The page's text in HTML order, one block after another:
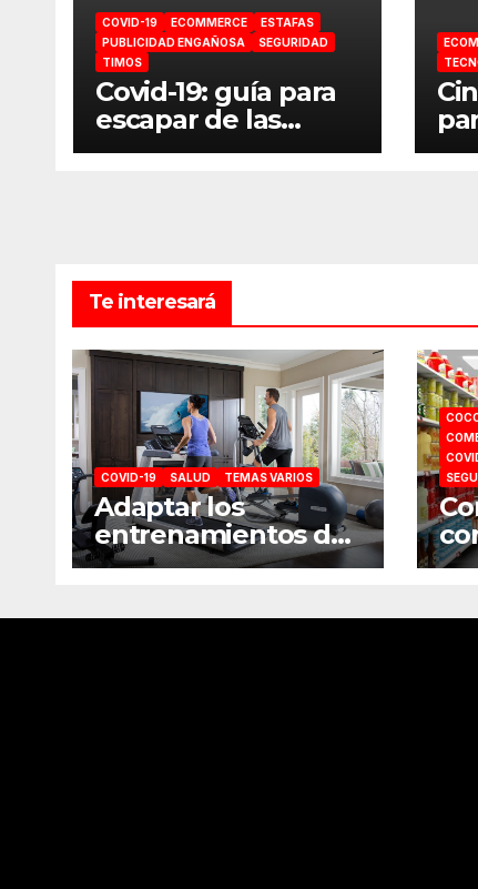
COVID-19 ECOMMERCE
ESTAFAS
PUBLICIDAD ENGAÑOSA
SEGURIDAD
TIMOS
Covid-19: guía para
escapar de las
estafas online
Te interesará
COVID-19 SALUD TEMAS VARIOS
Adaptar los
entrenamientos del
gimnasio a casa